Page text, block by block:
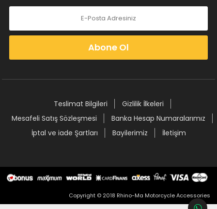
Abone Ol
Teslimat Bilgileri
Gizlilik İlkeleri
Mesafeli Satış Sözleşmesi
Banka Hesap Numaralarımız
İptal ve iade Şartları
Bayilerimiz İletişim
Copyright © 2018 Rhino-Ma Motorcycle Accessories